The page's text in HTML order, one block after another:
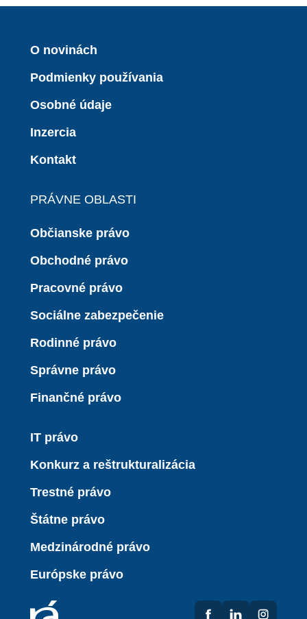
O novinách
Podmienky používania
Osobné údaje
Inzercia
Kontakt
PRÁVNE OBLASTI
Občianske právo
Obchodné právo
Pracovné právo
Sociálne zabezpečenie
Rodinné právo
Správne právo
Finančné právo
IT právo
Konkurz a reštrukturalizácia
Trestné právo
Štátne právo
Medzinárodné právo
Európske právo